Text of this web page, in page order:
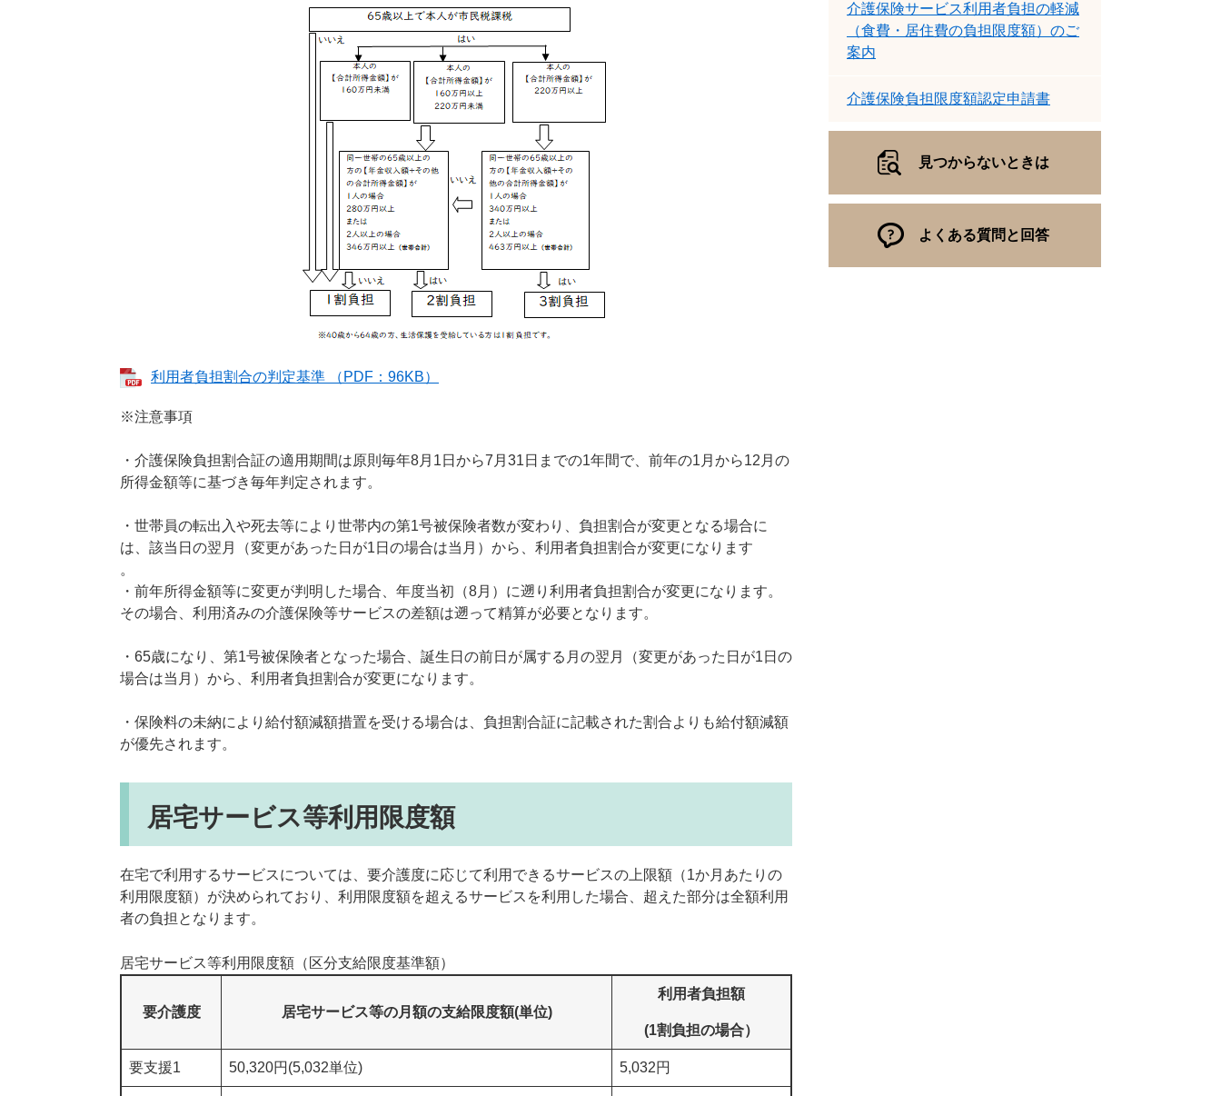
利用者負担割合の判定基準 （PDF：96KB）
※注意事項
・介護保険負担割合証の適用期間は原則毎年8月1日から7月31日までの1年間で、前年の1月から12月の
所得金額等に基づき毎年判定されます。
・世帯員の転出入や死去等により世帯内の第1号被保険者数が変わり、負担割合が変更となる場合に
は、該当日の翌月（変更があった日が1日の場合は当月）から、利用者負担割合が変更になります
。
・前年所得金額等に変更が判明した場合、年度当初（8月）に遡り利用者負担割合が変更になります。
その場合、利用済みの介護保険等サービスの差額は遡って精算が必要となります。
・65歳になり、第1号被保険者となった場合、誕生日の前日が属する月の翌月（変更があった日が1日の
場合は当月）から、利用者負担割合が変更になります。
・保険料の未納により給付額減額措置を受ける場合は、負担割合証に記載された割合よりも給付額減額
が優先されます。
居宅サービス等利用限度額
在宅で利用するサービスについては、要介護度に応じて利用できるサービスの上限額（1か月あたりの
利用限度額）が決められており、利用限度額を超えるサービスを利用した場合、超えた部分は全額利用
者の負担となります。
居宅サービス等利用限度額（区分支給限度基準額）
要介護度 居宅サービス等の月額の支給限度額(単位)
利用者負担額
(1割負担の場合）
要支援1 50,320円(5,032単位) 5,032円
介護保険サービス利用者負担の軽減
（食費・居住費の負担限度額）のご
案内
介護保険負担限度額認定申請書
見つからないときは
よくある質問と回答